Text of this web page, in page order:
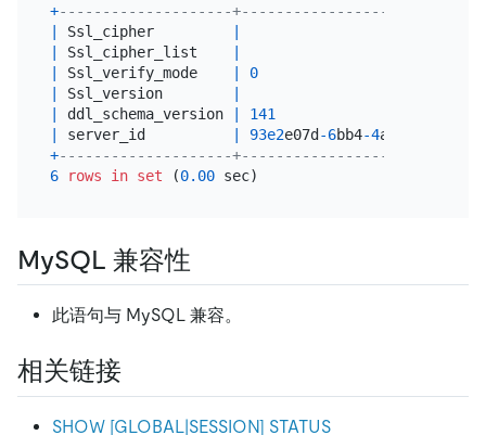
+--------------------
|
Ssl_cipher
|
|
Ssl_cipher_list
|
|
Ssl_verify_mode |
0
|
Ssl_version
|
|
ddl_schema_version |
141
|
server_id | 93e2e07d-6bb4-4a1b
+--------------------
6
rows in set (0.00
MySQL 兼容性
此语句与 MySQL 兼容。
相关链接
SHOW [GLOBAL|SESSION] STATUS